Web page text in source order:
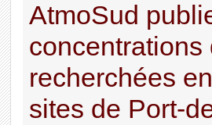
AtmoSud
recherchées
sites de Port-